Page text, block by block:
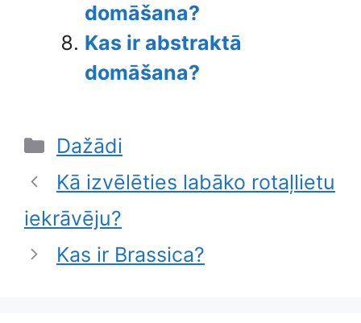
domāšana?
Kas ir abstraktā
domāšana?
Categories
Dažādi
Kā izvēlēties labāko rotaļlietu
iekrāvēju?
Kas ir Brassica?